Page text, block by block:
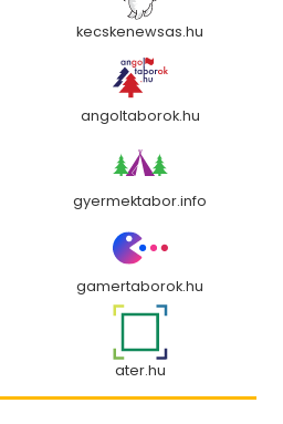
kecskenewsas.hu
angoltaborok.hu
gyermektabor.info
gamertaborok.hu
ater.hu